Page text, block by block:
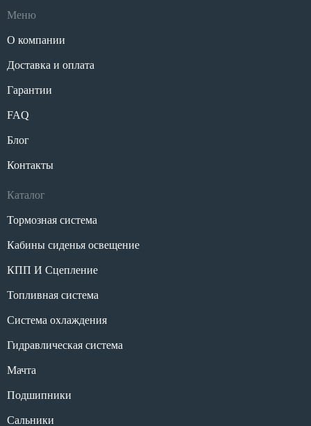
Меню
О компании
Доставка и оплата
Гарантии
FAQ
Блог
Контакты
Каталог
Тормозная система
Кабины сиденья освещение
КПП И Сцепление
Топливная система
Система охлаждения
Гидравлическая система
Мачта
Подшипники
Сальники